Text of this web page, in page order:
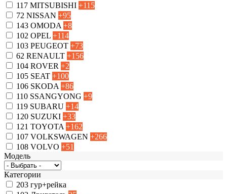
117 MITSUBISHI +115
72 NISSAN +95
143 OMODA +8
102 OPEL +114
103 PEUGEOT +73
62 RENAULT +156
104 ROVER +2
105 SEAT +100
106 SKODA +86
110 SSANGYONG +9
119 SUBARU +14
120 SUZUKI +33
121 TOYOTA +162
107 VOLKSWAGEN +266
108 VOLVO +51
Модель
Категории
203 гур+рейка